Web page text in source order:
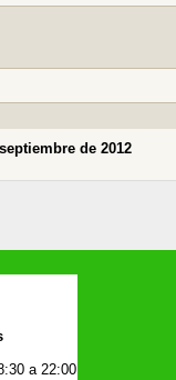
de 2012
a 22:00